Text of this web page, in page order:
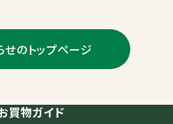
せのトップページ
買物ガイド